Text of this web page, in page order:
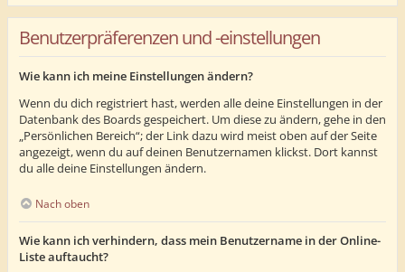
Benutzerpräferenzen und -einstellungen
Wie kann ich meine Einstellungen ändern?
Wenn du dich registriert hast, werden alle deine Einstellungen in der
Datenbank des Boards gespeichert. Um diese zu ändern, gehe in den
„Persönlichen Bereich“; der Link dazu wird meist oben auf der Seite
angezeigt, wenn du auf deinen Benutzernamen klickst. Dort kannst
du alle deine Einstellungen ändern.
Nach oben
Wie kann ich verhindern, dass mein Benutzername in der Online-
Liste auftaucht?